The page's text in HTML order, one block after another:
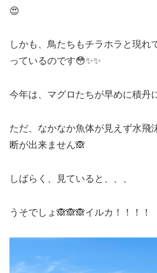
😍
しかも、鳥たちもチラホラと現れ
っているのです😳✨✨
今年は、マグロたちが早めに積丹
ただ、なかなか魚体が見えず水飛
断が出来ません🙈
しばらく、見ていると、、、
うそでしょ🙈🙈🙈イルカ！！！！